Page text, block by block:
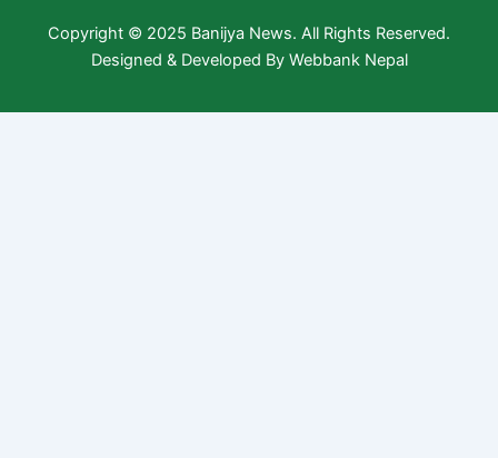
Copyright © 2025 Banijya News. All Rights Reserved.
Designed & Developed By Webbank Nepal